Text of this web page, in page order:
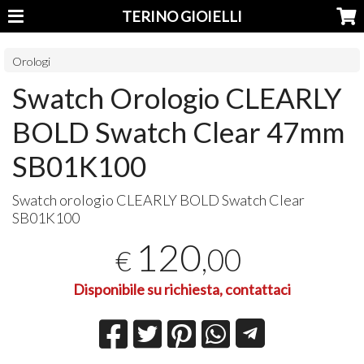
TERINO GIOIELLI
Orologi
Swatch Orologio CLEARLY
BOLD Swatch Clear 47mm
SB01K100
Swatch orologio CLEARLY BOLDSwatch Clear
SB01K100
€ 120,00
Disponibile su richiesta, contattaci